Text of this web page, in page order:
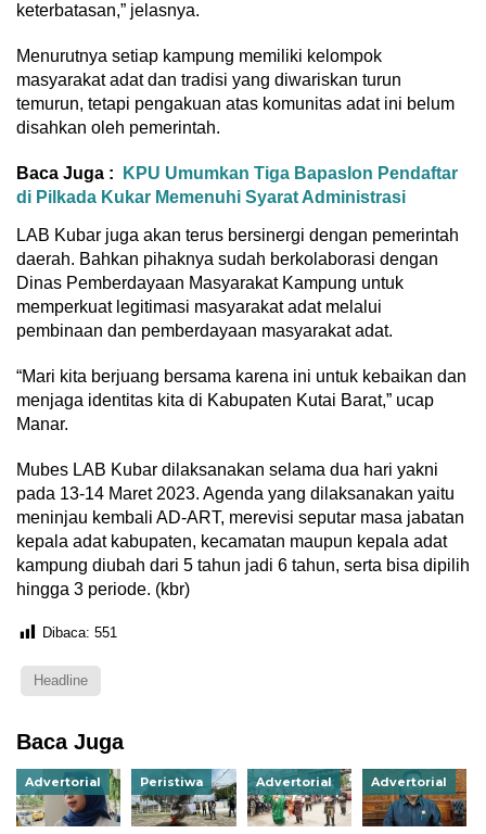
keterbatasan,” jelasnya.
Menurutnya setiap kampung memiliki kelompok
masyarakat adat dan tradisi yang diwariskan turun
temurun, tetapi pengakuan atas komunitas adat ini belum
disahkan oleh pemerintah.
Baca Juga :
KPU Umumkan Tiga Bapaslon Pendaftar
di Pilkada Kukar Memenuhi Syarat Administrasi
LAB Kubar juga akan terus bersinergi dengan pemerintah
daerah. Bahkan pihaknya sudah berkolaborasi dengan
Dinas Pemberdayaan Masyarakat Kampung untuk
memperkuat legitimasi masyarakat adat melalui
pembinaan dan pemberdayaan masyarakat adat.
“Mari kita berjuang bersama karena ini untuk kebaikan dan
menjaga identitas kita di Kabupaten Kutai Barat,” ucap
Manar.
Mubes LAB Kubar dilaksanakan selama dua hari yakni
pada 13-14 Maret 2023. Agenda yang dilaksanakan yaitu
meninjau kembali AD-ART, merevisi seputar masa jabatan
kepala adat kabupaten, kecamatan maupun kepala adat
kampung diubah dari 5 tahun jadi 6 tahun, serta bisa dipilih
hingga 3 periode. (kbr)
Dibaca: 551
Headline
Baca Juga
Advertorial Peristiwa Advertorial Advertorial